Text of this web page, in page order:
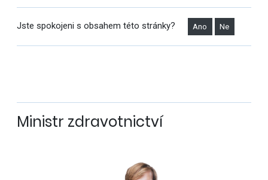
Jste spokojeni s obsahem této stránky? Ano Ne
Ministr zdravotnictví